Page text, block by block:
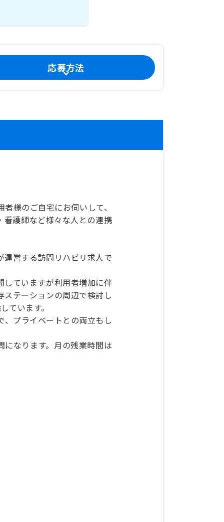
応募方法
様のご自宅にお伺いして、
看護師など様々な人との連携
営する訪問リハビリ求人で
ていますが利用者増加に伴
テーションの周辺で検討し
ています。
プライベートとの両立もし
なります。月の残業時間は